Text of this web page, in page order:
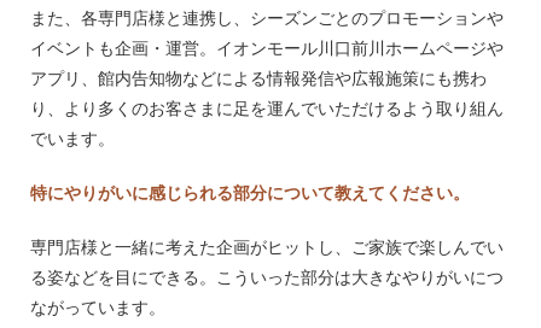
また、各専門店様と連携し、シーズンごとのプロモーションや
イベントも企画・運営。イオンモール川口前川ホームページや
アプリ、館内告知物などによる情報発信や広報施策にも携わ
り、より多くのお客さまに足を運んでいただけるよう取り組ん
でいます。
特にやりがいに感じられる部分について教えてください。
専門店様と一緒に考えた企画がヒットし、ご家族で楽しんでい
る姿などを目にできる。こういった部分は大きなやりがいにつ
ながっています。